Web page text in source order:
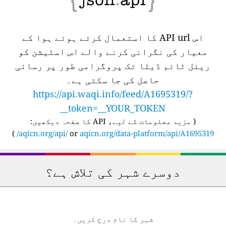
اس API url کا استعمال کرتے ہوئے ہوا کے
معیار کی نگرانی کرنے والے اس اسٹیشن کو
ریئل ٹائم ڈیٹا تک پروگرامی طور پر رسائی
حاصل کی جا سکتی ہے۔
https://api.waqi.info/feed/A1695319/?
token=__YOUR_TOKEN__
(مزید معلومات کے لیے، API کا صفحہ دیکھیں:
aqicn.org/api/oraqicn.org/data-platform/api/A1695319/
)
دوسرے شہر کی تلاش ہے؟
شہر کا نام درج کریں۔